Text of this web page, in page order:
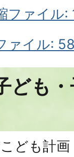
ファイル:
ァイル:
ども
ども計